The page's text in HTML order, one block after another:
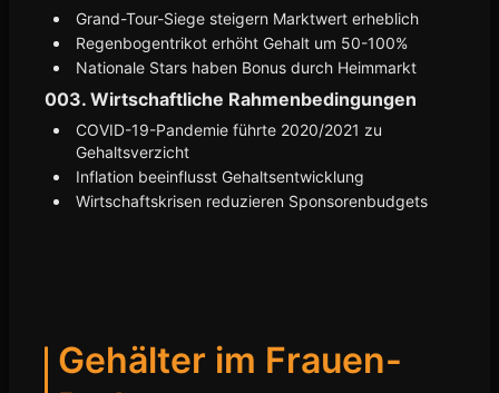
Grand-Tour-Siege steigern Marktwert erheblich
Regenbogentrikot erhöht Gehalt um 50-100%
Nationale Stars haben Bonus durch Heimmarkt
003. Wirtschaftliche Rahmenbedingungen
COVID-19-Pandemie führte 2020/2021 zu
Gehaltsverzicht
Inflation beeinflusst Gehaltsentwicklung
Wirtschaftskrisen reduzieren Sponsorenbudgets
Gehälter im Frauen-